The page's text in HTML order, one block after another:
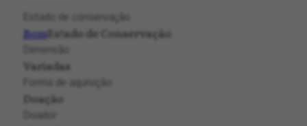
Estado de conservação
BomEstado de Conservação
Dimensão
Variadas
Forma de aquisição
Doação
Doador